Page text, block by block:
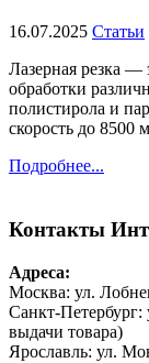
16.07.2025 Статьи
Лазерная резка
обработки
полистирола и
скорость до 8500
Подробнее...
Контакты
Адреса:
Москва: ул.
Санкт-Петербург:
выдачи товара)
Ярославль: ул.